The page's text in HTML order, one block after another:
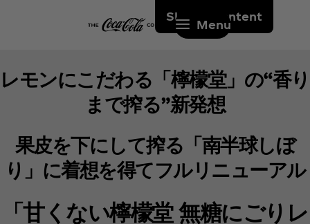
Skip to content
Menu
レモンにこだわる「檸檬堂」の“香り
まで搾る”新発想
果皮を下にして搾る「南半球しぼ
り」に着想を得てフルリニューアル
「甘くない檸檬堂 無糖にごりレ